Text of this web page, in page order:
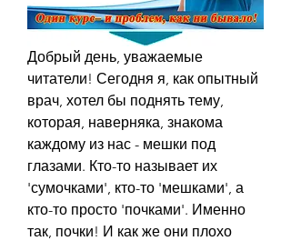
Добрый день, уважаемые
читатели! Сегодня я, как опытный
врач, хотел бы поднять тему,
которая, наверняка, знакома
каждому из нас - мешки под
глазами. Кто-то называет их
'сумочками', кто-то 'мешками', а
кто-то просто 'почками'. Именно
так, почки! И как же они плохо